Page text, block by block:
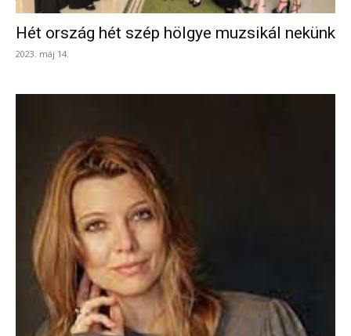
Hét ország hét szép hölgye muzsikál nekünk
2023. máj 14.